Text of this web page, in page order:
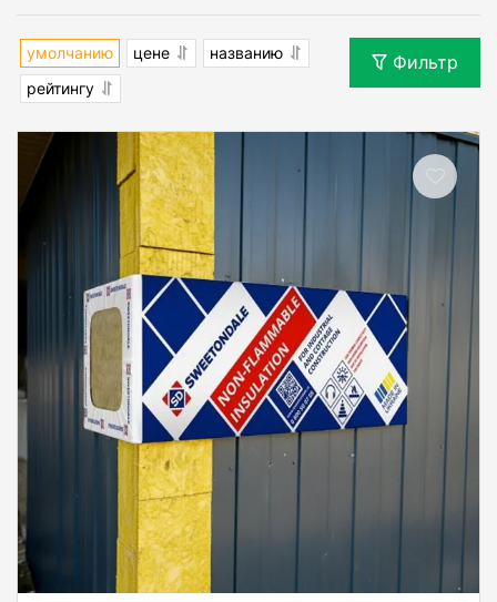
умолчанию цене
названию
рейтингу
Фильтр